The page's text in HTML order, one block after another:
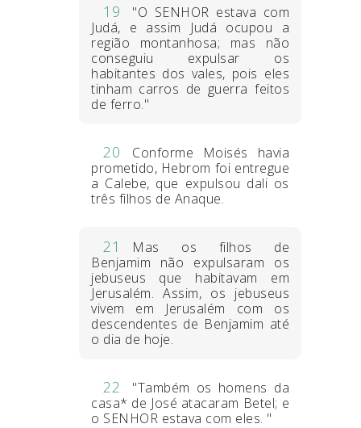
19
"O SENHOR estava com
Judá, e assim Judá ocupou a
região montanhosa; mas não
conseguiu expulsar os
habitantes dos vales, pois eles
tinham carros de guerra feitos
de ferro."
20
Conforme Moisés havia
prometido, Hebrom foi entregue
a Calebe, que expulsou dali os
três filhos de Anaque.
21
Mas os filhos de
Benjamim não expulsaram os
jebuseus que habitavam em
Jerusalém. Assim, os jebuseus
vivem em Jerusalém com os
descendentes de Benjamim até
o dia de hoje.
22
"Também os homens da
casa* de José atacaram Betel; e
o SENHOR estava com eles. "